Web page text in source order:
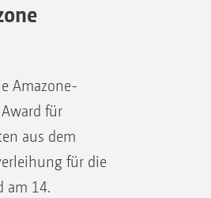
Amazone-
für
aus dem
für die
am 14.